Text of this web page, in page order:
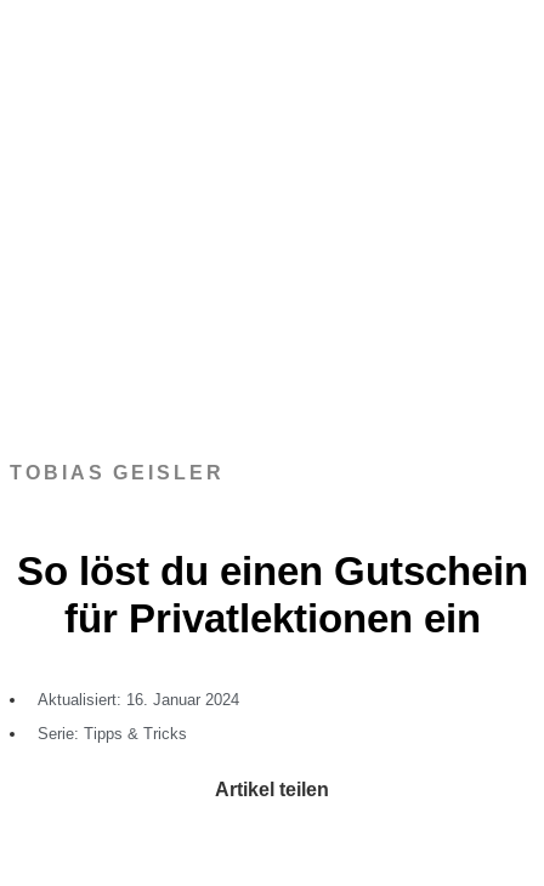
TOBIAS GEISLER
So löst du einen Gutschein
für Privatlektionen ein
Aktualisiert: 16. Januar 2024
Serie: Tipps & Tricks
Artikel teilen